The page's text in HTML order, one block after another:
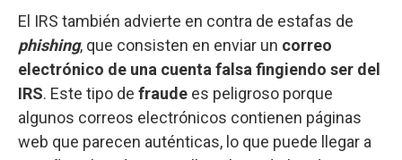
El IRS también advierte en contra de estafas de
phishing, que consisten en enviar un correo
electrónico de una cuenta falsa fingiendo ser del
IRS. Este tipo de fraude es peligroso porque
algunos correos electrónicos contienen páginas
web que parecen auténticas, lo que puede llegar a